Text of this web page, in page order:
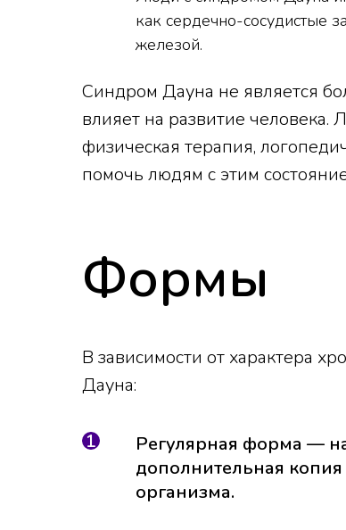
как сердечно-сосудистые
железой.
Синдром Дауна не является
влияет на развитие
физическая терапия,
помочь людям с этим
Формы
В зависимости от характера
Дауна:
Регулярная форма —
дополнительная
организма.